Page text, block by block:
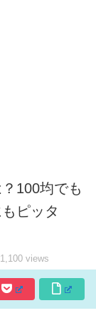
100均でも
ピッタ
1,100views